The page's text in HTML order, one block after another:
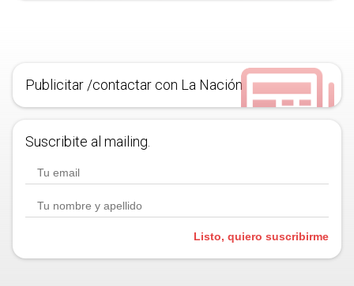
Publicitar /contactar con La Nación
Suscribite al mailing.
Listo, quiero suscribirme